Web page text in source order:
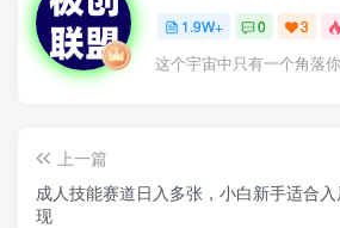
1.9W+ 0 3
这个宇宙中只有一个角落
上一篇
成人技能赛道日入多张，小白新手适合
现